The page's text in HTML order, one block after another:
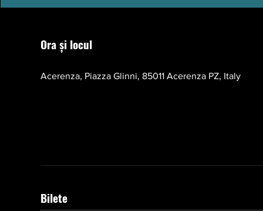
Ora și locul
Acerenza, Piazza Glinni, 85011 Acerenza PZ, Italy
Bilete